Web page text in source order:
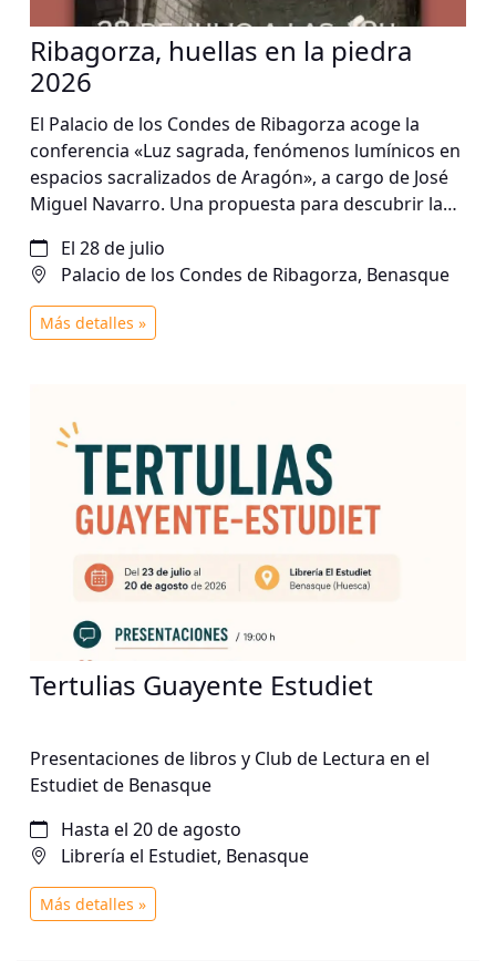
Ribagorza, huellas en la piedra
2026
El Palacio de los Condes de Ribagorza acoge la
conferencia «Luz sagrada, fenómenos lumínicos en
espacios sacralizados de Aragón», a cargo de José
Miguel Navarro. Una propuesta para descubrir la
sagrados del territorio aragonés.
El 28 de julio
Palacio de los Condes de Ribagorza, Benasque
Más detalles »
Tertulias Guayente Estudiet
Presentaciones de libros y Club de Lectura en el
Estudiet de Benasque
Hasta el 20 de agosto
Librería el Estudiet, Benasque
Más detalles »